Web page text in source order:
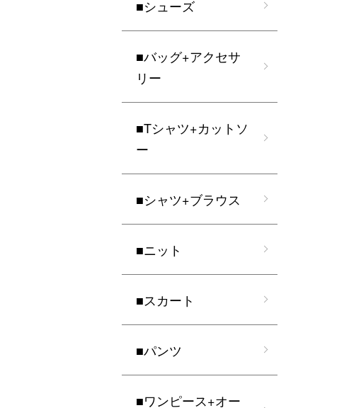
■シューズ
■バッグ+アクセサ
リー
■Tシャツ+カットソ
ー
■シャツ+ブラウス
■ニット
■スカート
■パンツ
■ワンピース+オー